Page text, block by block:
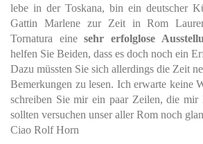
lebe in der Toskana, bin ein deutscher
Gattin Marlene zur Zeit in Rom
Tornatura einesehr erfolglose
helfen Sie Beiden, dass es doch noch ein
Dazu müssten Sie sich allerdings die Zeit
Bemerkungen zu lesen. Ich erwarte keine
schreiben Sie mir ein paar Zeilen, die
sollten versuchen unser aller Rom noch
Ciao Rolf Horn